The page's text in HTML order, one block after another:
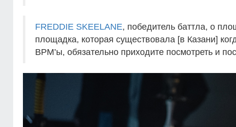
FREDDIE SKEELANE, победитель баттла, о
площадка, которая существовала [в Казани]
BPM’ы, обязательно приходите посмотреть и